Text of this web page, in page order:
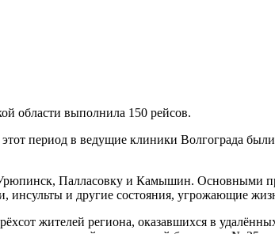
области выполнила 150 рейсов.
период в ведущие клиники Волгограда
Палласовку и Камышин. Основными
инсульты и другие состояния, угрожающие
жителей региона, оказавшихся в